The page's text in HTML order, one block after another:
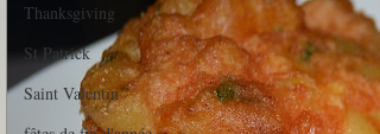
Thanksgiving
St Patrick
Saint Valentin